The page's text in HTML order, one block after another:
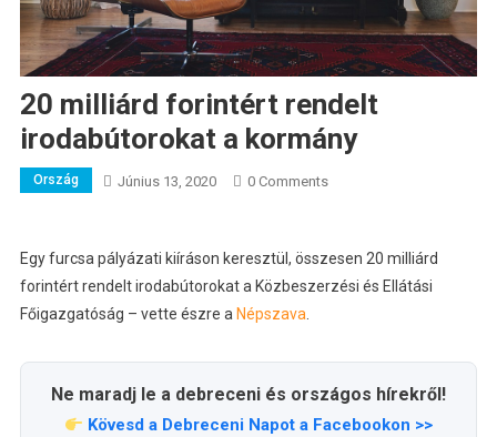
20 milliárd forintért rendelt
irodabútorokat a kormány
Ország Június 13, 2020 0 Comments
Egy furcsa pályázati kiíráson keresztül, összesen 20 milliárd
forintért rendelt irodabútorokat a Közbeszerzési és Ellátási
Főigazgatóság – vette észre a Népszava
Ne maradj le a debreceni és országos hírekről!
Kövesd a Debreceni Napot a Facebookon >>